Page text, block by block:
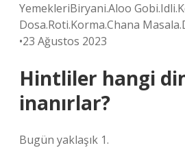
YemekleriBiryani.Aloo
Dosa.Roti.Korma.Chana
•23 Ağustos 2023
Hintliler hangi
inanırlar?
Bugün yaklaşık 1.